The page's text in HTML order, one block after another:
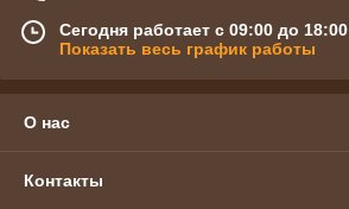
Сегодня работает с 09:00 до 18:00
Показать весь график работы
О нас
Контакты